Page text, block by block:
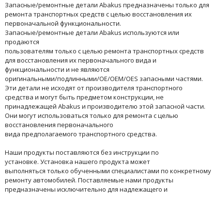
Запасные/ремонтные детали Abakus предназначены только для
ремонта транспортных средств с целью восстановления их
первоначальной функциональности.
Запасные/ремонтные детали Abakus используются или
продаются
пользователям только с целью ремонта транспортных средств
для восстановления их первоначального вида и
функциональности и не являются
оригинальными/подлинными/OE/OEM/OES запасными частями.
Эти детали не исходят от производителя транспортного
средства и могут быть предметом конструкции, не
принадлежащей Abakus и производителю этой запасной части.
Они могут использоваться только для ремонта с целью
восстановления первоначального
вида предполагаемого транспортного средства.
Наши продукты поставляются без инструкции по
установке. Установка нашего продукта может
выполняться только обученными специалистами по конкретному
ремонту автомобилей. Поставляемые нами продукты
предназначены исключительно для надлежащего и